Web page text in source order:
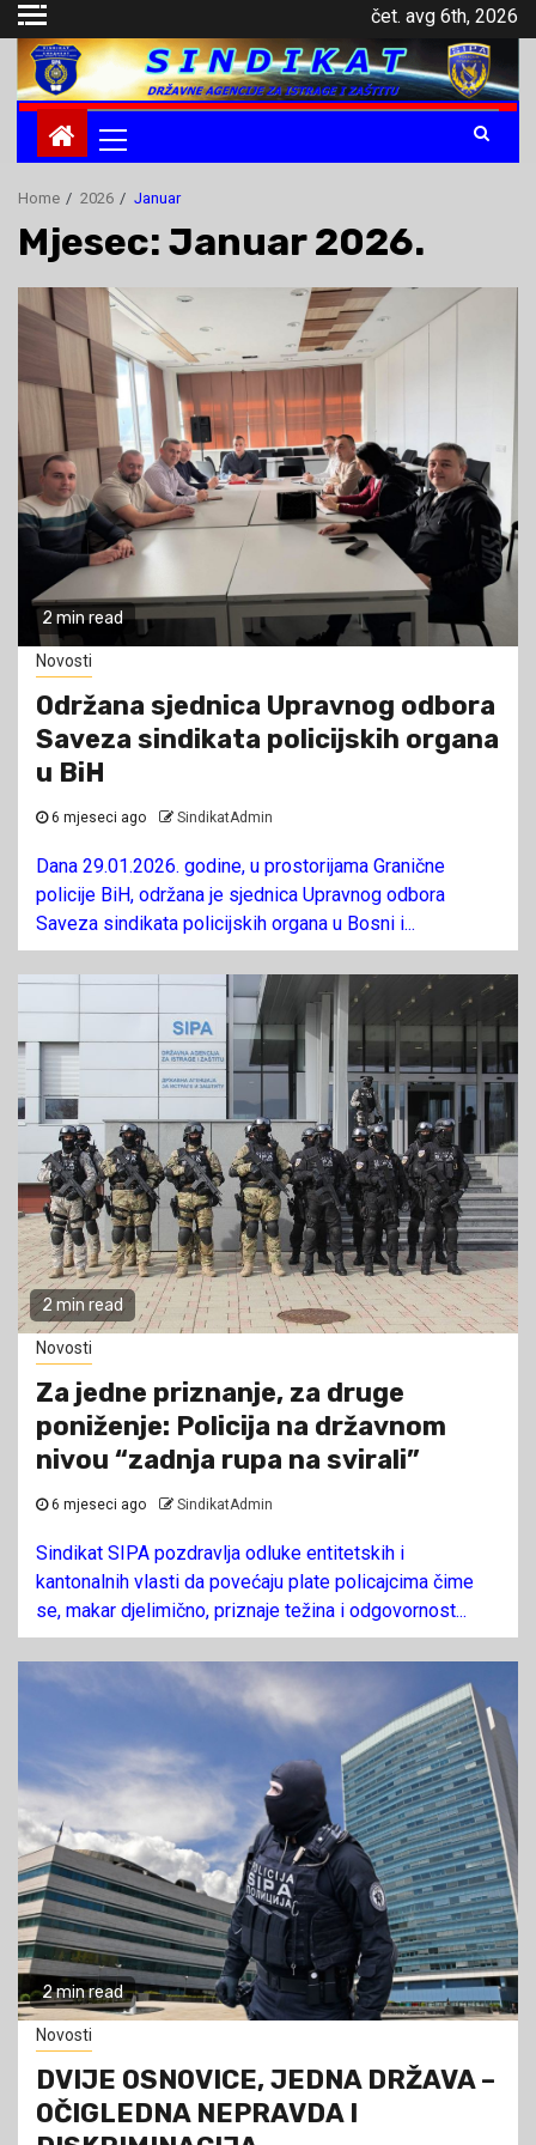
Skip
to
content
čet. avg 6th, 2026
.
Menu
Home 2026 Januar
Mjesec: Januar 2026.
2 min read
Novosti
Održana sjednica Upravnog odbora
Saveza sindikata policijskih organa
u BiH
6 mjeseci ago SindikatAdmin
Dana 29.01.2026. godine, u prostorijama Granične
policije BiH, održana je sjednica Upravnog odbora
Saveza sindikata policijskih organa u Bosni i...
2 min read
Novosti
Za jedne priznanje, za druge
poniženje: Policija na državnom
nivou “zadnja rupa na svirali”
6 mjeseci ago SindikatAdmin
Sindikat SIPA pozdravlja odluke entitetskih i
kantonalnih vlasti da povećaju plate policajcima čime
se, makar djelimično, priznaje težina i odgovornost...
2 min read
Novosti
DVIJE OSNOVICE, JEDNA DRŽAVA –
OČIGLEDNA NEPRAVDA I